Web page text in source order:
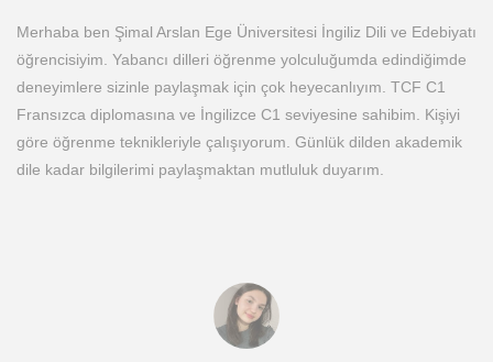
Merhaba ben Şimal Arslan Ege Üniversitesi İngiliz Dili ve Edebiyatı
öğrencisiyim. Yabancı dilleri öğrenme yolculuğumda edindiğimde
deneyimlere sizinle paylaşmak için çok heyecanlıyım. TCF C1
Fransızca diplomasına ve İngilizce C1 seviyesine sahibim. Kişiyi
göre öğrenme teknikleriyle çalışıyorum. Günlük dilden akademik
dile kadar bilgilerimi paylaşmaktan mutluluk duyarım.